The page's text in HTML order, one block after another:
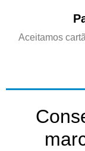
Aceitamos